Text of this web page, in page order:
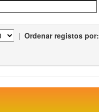
| Ordenar registos por: